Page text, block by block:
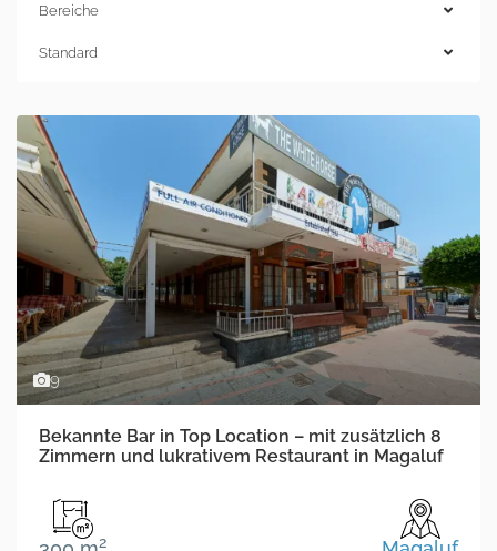
Bereiche
Standard
9
Bekannte Bar in Top Location – mit zusätzlich 8
Zimmern und lukrativem Restaurant in Magaluf
2